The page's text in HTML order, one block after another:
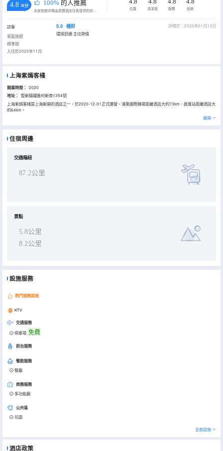
4.8 /5分 100% 的人推薦
永安旅遊評價由真實酒店住客提供的評價。
4.8
位置
4.8
清潔度
4.8
服務
4.8
設施
訪客
家庭旅遊
標準間
入住於2025年11月
5.0 極好
評價於：2026年01月13日
環境舒適 主任熱情
上海紫嫣客棧
開業時間： 2020
地址：
豎新鎮躍進村新南1354號
上海紫嫣客棧是上海新開的酒店之一，於2020-12-01正式運營。浦東國際機場距離酒店大約73km，啟東站距離酒店大
約64km。
所有極具特色的客房都配備有空調、液晶電視機和房間內高速上網，讓您感受到更加貼心細緻的入住體驗。有飲水需求
的旅客，酒店還為您提供了電熱水壺和瓶裝水。倘若您在忙碌的一天後想在自己的客房內放鬆，提供拖鞋、24小時熱水
質完美地結合在一起。酒店設有24小時前台諮詢服務，為下榻至此的您提供最貼心的行程安排。
展開
住宿周邊
交通樞紐
87.2公里
景點
5.8公里
8.2公里
設施服務
熱門服務設施
KTV
交通服務
停車場 免費
前台服務
餐飲服務
餐廳
商務服務
多功能廳
公共區
花園
全部設施
酒店政策